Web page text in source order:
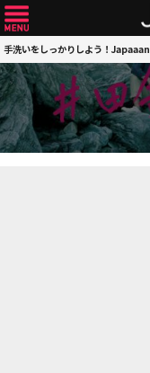
手洗いをしっかりしよう！Japaaan